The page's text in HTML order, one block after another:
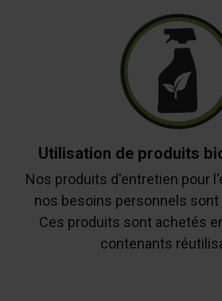
Utilisation de produits
Nos produits d'entretien pour
nos besoins personnels sont
Ces produits sont achetés
contenants